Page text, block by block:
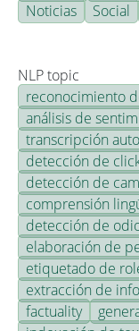
Noticias
Social
NLP topic
reconocimiento
análisis de
transcripción
detección de
detección de
comprensión
detección de
elaboración de
etiquetado de
extracción de
factuality